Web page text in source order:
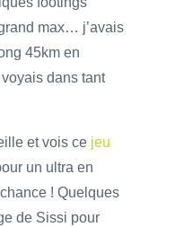
max… j’avais
45km en
dans tant
et vois ce jeu
un ultra en
! Quelques
de Sissi pour